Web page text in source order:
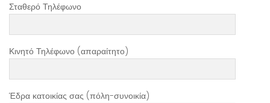
Σταθερό Τηλέφωνο
Κινητό Τηλέφωνο (απαραίτητο)
Έδρα κατοικίας σας (πόλη-συνοικία)